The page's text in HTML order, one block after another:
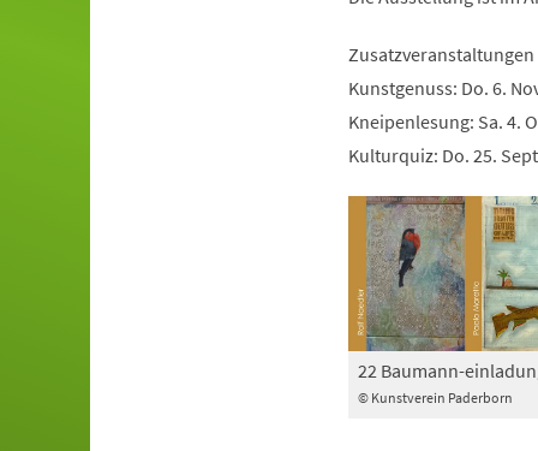
Kunstgenuss: Do. 6.
Kneipenlesung: Sa. 4.
Kulturquiz: Do. 25.
© Kunstverein Paderborn
22 Baumann-